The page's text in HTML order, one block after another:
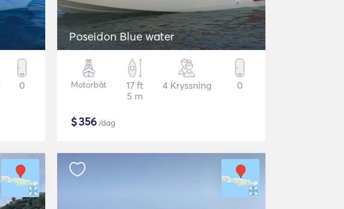
0
Poseidon Blue water
Motorbåt
17 ft
5 m
4 Kryssning 0
$356/dag